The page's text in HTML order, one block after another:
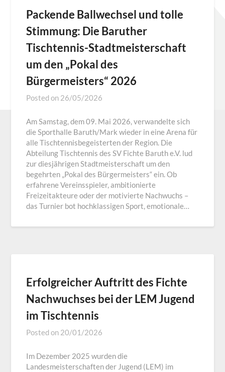
Packende Ballwechsel und tolle
Stimmung: Die Baruther
Tischtennis-Stadtmeisterschaft
um den „Pokal des
Bürgermeisters“ 2026
Posted on 26/05/2026
Am Samstag, dem 09. Mai 2026, verwandelte sich
die Sporthalle Baruth/Mark wieder in eine Arena für
alle Tischtennisbegeisterten der Region. Die
Abteilung Tischtennis des SV Fichte Baruth e.V. lud
zur diesjährigen Stadtmeisterschaft um den
begehrten „Pokal des Bürgermeisters“ ein. Ob
erfahrene Vereinsspieler, ambitionierte
Freizeitakteure oder der motivierte Nachwuchs –
das Turnier bot hochklassigen Sport, emotionale…
Erfolgreicher Auftritt des Fichte
Nachwuchses bei der LEM Jugend
im Tischtennis
Posted on 20/01/2026
Im Dezember 2025 wurden die
Landesmeisterschaften der Jugend (LEM) im